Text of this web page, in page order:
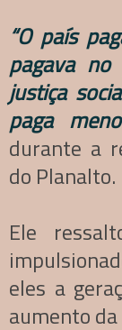
“O país
pagava
justiça
paga
durante a
do Planalto.
Ele
eles a
aumento